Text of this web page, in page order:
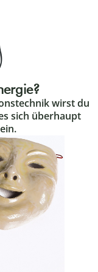
wirst du
sich überhaupt